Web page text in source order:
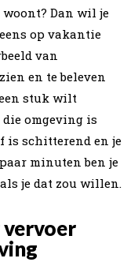
woont? Dan wil je
op vakantie
van
en te beleven
stuk wilt
omgeving is
is schitterend en je
minuten ben je
je dat zou willen.
vervoer